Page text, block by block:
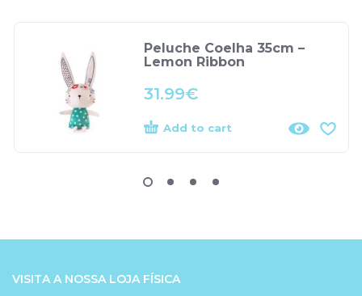
Peluche Coelha 35cm –
Lemon Ribbon
31.99€
Add to cart
VISITA A NOSSA LOJA FÍSICA